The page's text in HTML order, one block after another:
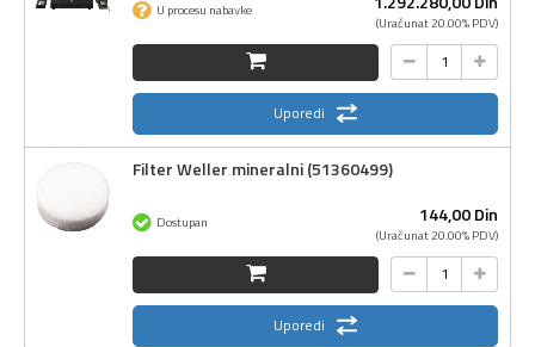
(Uračunat 20.00% PDV)
U procesu nabavke
Uporedi
Filter Weller mineralni (51360499)
144,00Din
(Uračunat 20.00% PDV)
Dostupan
Uporedi